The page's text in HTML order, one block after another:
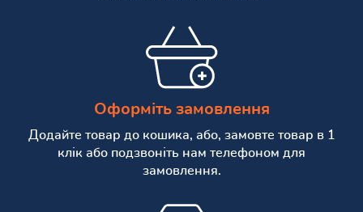
Оформіть замовлення
Додайте товар до кошика, або, замовте товар в 1
клік або подзвоніть нам телефоном для
замовлення.